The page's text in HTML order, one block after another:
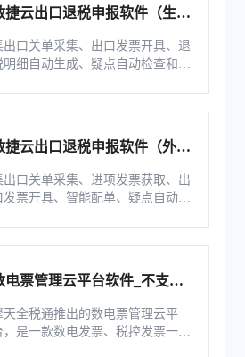
捷云出口退税申报软件（生产
出口关单采集、出口发票开具、退
明细自动生成、疑点自动检查和调
捷云出口退税申报软件（外贸
出口关单采集、进项发票获取、出
发票开具、智能配单、疑点自动检
电票管理云平台软件_不支持
天全税通推出的数电票管理云平
，是一款数电发票、税控发票一体